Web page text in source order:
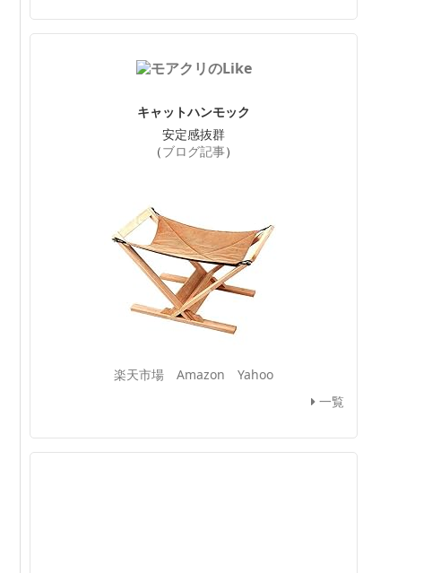
キャットハンモック
安定感抜群
（ブログ記事）
楽天市場 Amazon
Yahoo
一覧